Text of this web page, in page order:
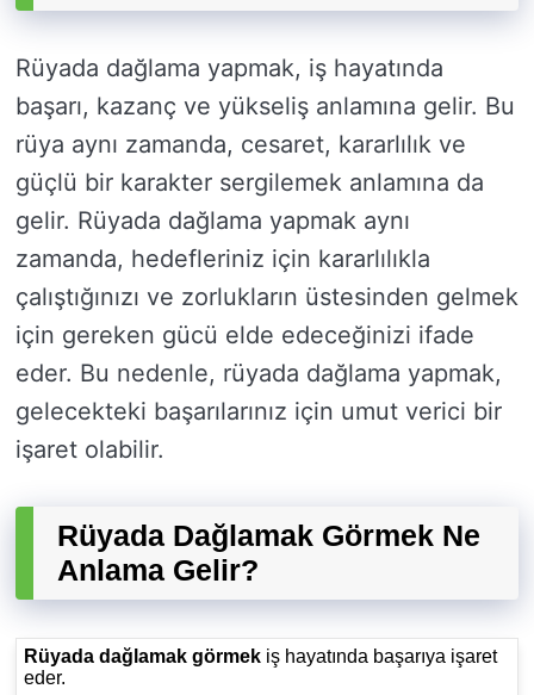
Rüyada dağlama yapmak, iş hayatında
başarı, kazanç ve yükseliş anlamına gelir. Bu
rüya aynı zamanda, cesaret, kararlılık ve
güçlü bir karakter sergilemek anlamına da
gelir. Rüyada dağlama yapmak aynı
zamanda, hedefleriniz için kararlılıkla
çalıştığınızı ve zorlukların üstesinden gelmek
için gereken gücü elde edeceğinizi ifade
eder. Bu nedenle, rüyada dağlama yapmak,
gelecekteki başarılarınız için umut verici bir
işaret olabilir.
Rüyada Dağlamak Görmek Ne
Anlama Gelir?
Rüyada dağlamak görmek iş hayatında başarıya işaret
eder.